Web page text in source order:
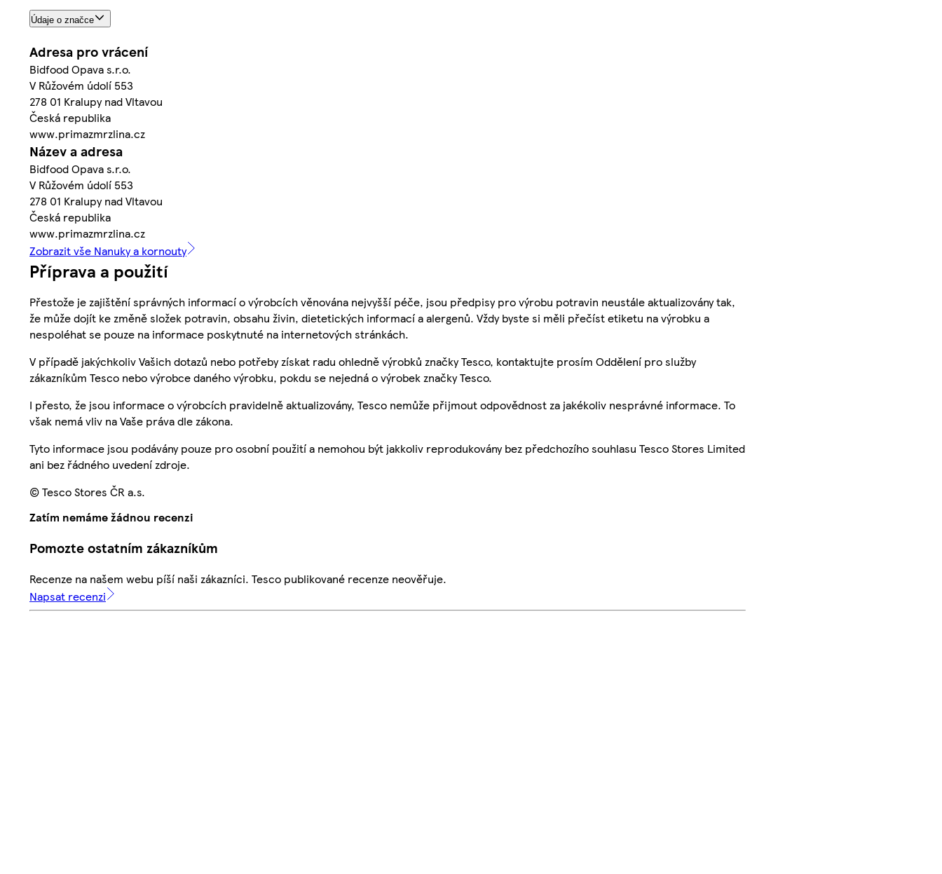
Údaje o značce
Adresa pro vrácení
Bidfood Opava s.r.o.
V Růžovém údolí 553
278 01 Kralupy nad Vltavou
Česká republika
www.primazmrzlina.cz
Název a adresa
Bidfood Opava s.r.o.
V Růžovém údolí 553
278 01 Kralupy nad Vltavou
Česká republika
www.primazmrzlina.cz
Zobrazit vše Nanuky a kornouty
Příprava a použití
Přestože je zajištění správných informací o výrobcích věnována nejvyšší péče, jsou předpisy pro výrobu potravin neustále aktualizovány tak,
že může dojít ke změně složek potravin, obsahu živin, dietetických informací a alergenů. Vždy byste si měli přečíst etiketu na výrobku a
nespoléhat se pouze na informace poskytnuté na internetových stránkách.
V případě jakýchkoliv Vašich dotazů nebo potřeby získat radu ohledně výrobků značky Tesco, kontaktujte prosím Oddělení pro služby
zákazníkům Tesco nebo výrobce daného výrobku, pokdu se nejedná o výrobek značky Tesco.
I přesto, že jsou informace o výrobcích pravidelně aktualizovány, Tesco nemůže přijmout odpovědnost za jakékoliv nesprávné informace. To
však nemá vliv na Vaše práva dle zákona.
Tyto informace jsou podávány pouze pro osobní použití a nemohou být jakkoliv reprodukovány bez předchozího souhlasu Tesco Stores Limited
ani bez řádného uvedení zdroje.
© Tesco Stores ČR a.s.
Zatím nemáme žádnou recenzi
Pomozte ostatním zákazníkům
Recenze na našem webu píší naši zákazníci. Tesco publikované recenze neověřuje.
Napsat recenzi